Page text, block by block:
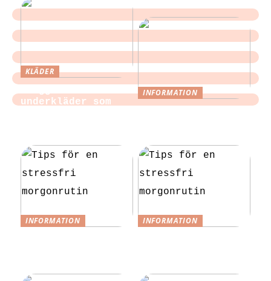
KLÄDER
underkläder som
INFORMATION
INFORMATION INFORMATION